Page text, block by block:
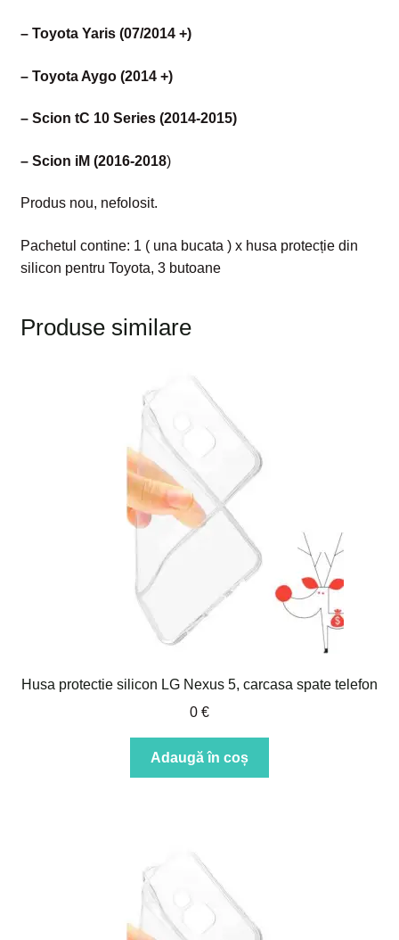
– Toyota Yaris (07/2014 +)
– Toyota Aygo (2014 +)
– Scion tC 10 Series (2014-2015)
– Scion iM (2016-2018)
Produs nou, nefolosit.
Pachetul contine: 1 ( una bucata ) x husa protecție din
silicon pentru Toyota, 3 butoane
Produse similare
Husa protectie silicon LG Nexus 5, carcasa spate telefon
0 €
Adaugă în coș